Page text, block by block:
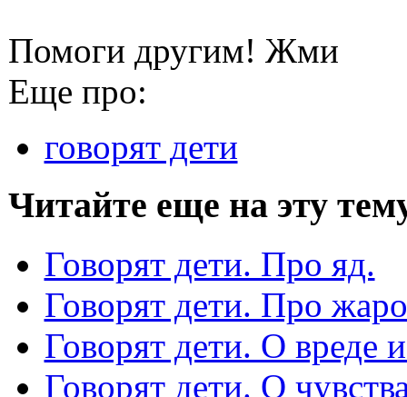
Помоги другим! Жми
Еще про:
говорят дети
Читайте еще на эту
Говорят дети. Про яд.
Говорят дети. Про
Говорят дети. О вреде
Говорят дети. О